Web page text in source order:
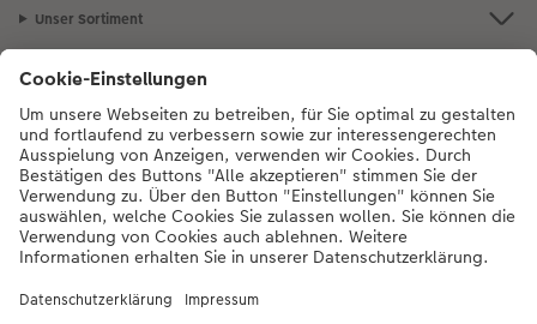
Unser Sortiment
Service
Mehr zum CEWE Fotoservice